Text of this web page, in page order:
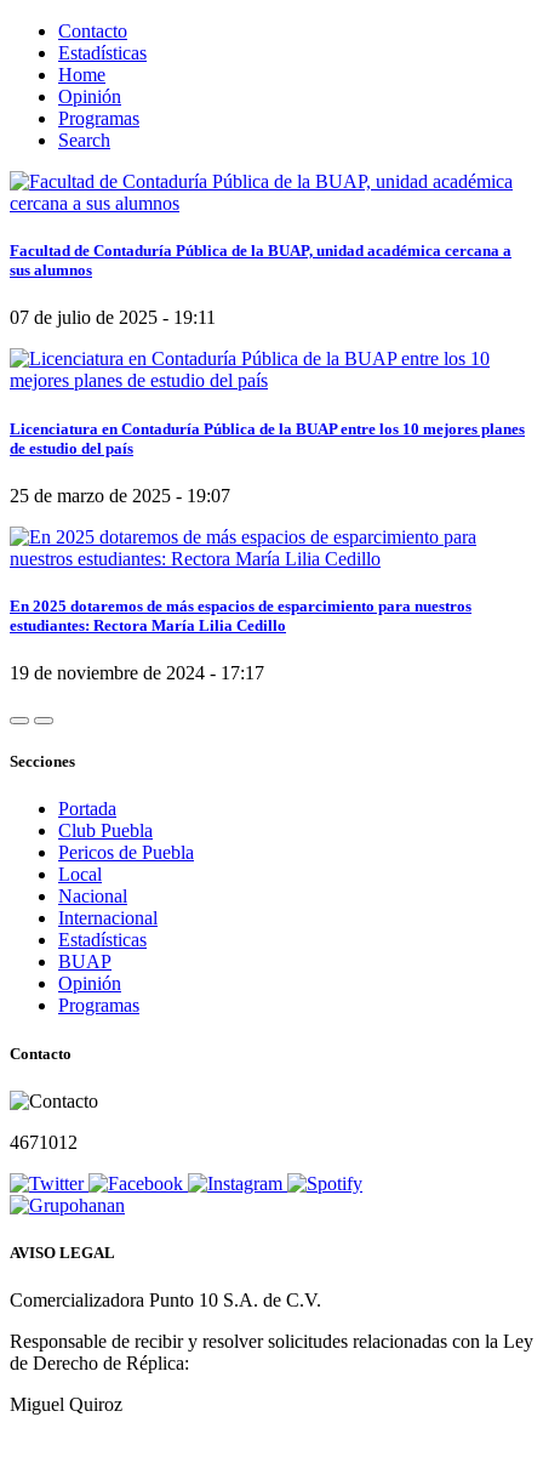
Contacto
Estadísticas
Home
Opinión
Programas
Search
Facultad de Contaduría Pública de la BUAP, unidad académica cercana a
sus alumnos
07 de julio de 2025 - 19:11
Licenciatura en Contaduría Pública de la BUAP entre los 10 mejores planes
de estudio del país
25 de marzo de 2025 - 19:07
En 2025 dotaremos de más espacios de esparcimiento para nuestros
estudiantes: Rectora María Lilia Cedillo
19 de noviembre de 2024 - 17:17
Secciones
Portada
Club Puebla
Pericos de Puebla
Local
Nacional
Internacional
Estadísticas
BUAP
Opinión
Programas
Contacto
4671012
AVISO LEGAL
Comercializadora Punto 10 S.A. de C.V.
Responsable de recibir y resolver solicitudes relacionadas con la Ley
de Derecho de Réplica:
Miguel Quiroz